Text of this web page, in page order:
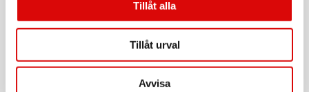
Tillåt alla
Tillåt urval
Avvisa
SAMSONITE
Midjeväska RFID-Skyddad TA Revolution Eclipse
Art nr: